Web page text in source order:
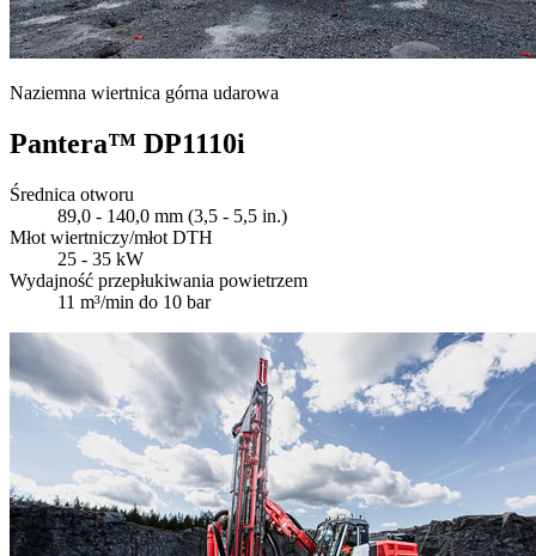
Naziemna wiertnica górna udarowa
Pantera™ DP1110i
Średnica otworu
89,0 - 140,0 mm (3,5 - 5,5 in.)
Młot wiertniczy/młot DTH
25 - 35 kW
Wydajność przepłukiwania powietrzem
11 m³/min do 10 bar